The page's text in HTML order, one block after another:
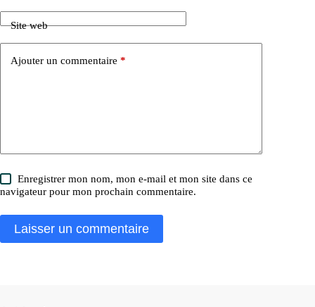
Site web
Ajouter un commentaire *
Enregistrer mon nom, mon e-mail et mon site dans ce
navigateur pour mon prochain commentaire.
Laisser un commentaire